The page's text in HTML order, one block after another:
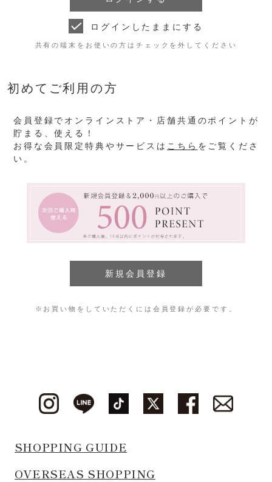
ログインしたままにする
共有の端末をお使いの方はチェックを外してください
初めてご利用の方
会員登録でオンラインストア・店舗共通のポイントが
貯まる、使える！
お得な会員限定特典やサービスは こちら をご覧くださ
い。
※お買い物をしていただくには会員登録が必要です。
SHOPPING GUIDE
OVERSEAS SHOPPING